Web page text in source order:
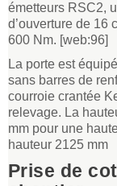
émetteurs RSC2,
d’ouverture de 16
600 Nm. [web:96]
La porte est
sans barres de
courroie crantée
relevage. La
mm pour une
hauteur 2125 mm
Prise de